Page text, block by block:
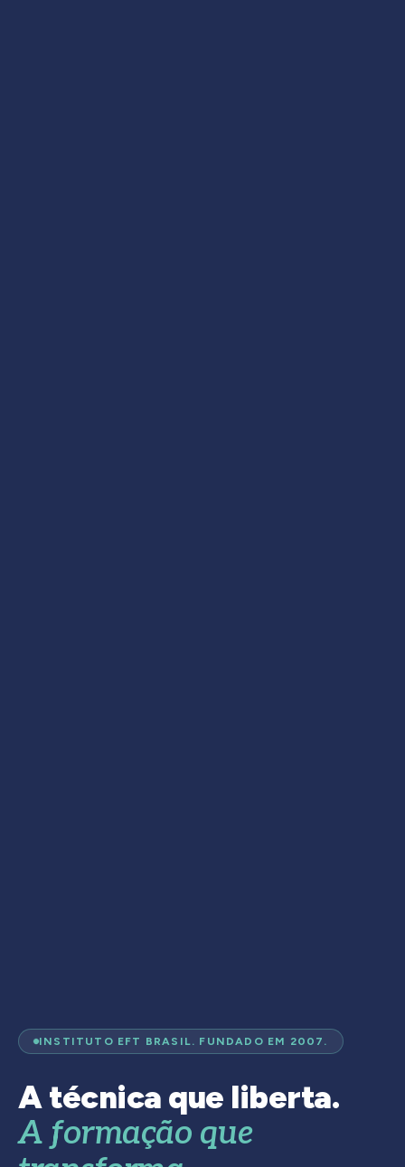
INSTITUTO EFT BRASIL. FUNDADO EM 2007.
A técnica que liberta.
A formação que